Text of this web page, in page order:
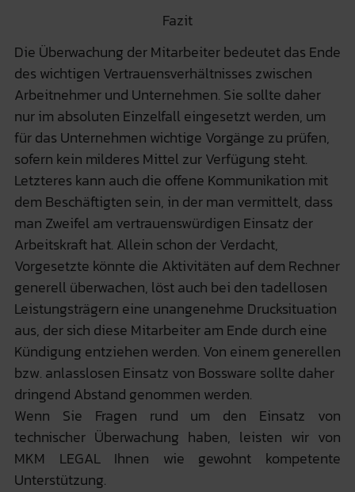
Fazit
Die Überwachung der Mitarbeiter bedeutet das Ende
des wichtigen Vertrauensverhältnisses zwischen
Arbeitnehmer und Unternehmen. Sie sollte daher
nur im absoluten Einzelfall eingesetzt werden, um
für das Unternehmen wichtige Vorgänge zu prüfen,
sofern kein milderes Mittel zur Verfügung steht.
Letzteres kann auch die offene Kommunikation mit
dem Beschäftigten sein, in der man vermittelt, dass
man Zweifel am vertrauenswürdigen Einsatz der
Arbeitskraft hat. Allein schon der Verdacht,
Vorgesetzte könnte die Aktivitäten auf dem Rechner
generell überwachen, löst auch bei den tadellosen
Leistungsträgern eine unangenehme Drucksituation
aus, der sich diese Mitarbeiter am Ende durch eine
Kündigung entziehen werden. Von einem generellen
bzw. anlasslosen Einsatz von Bossware sollte daher
dringend Abstand genommen werden.
Wenn Sie Fragen rund um den Einsatz von
technischer Überwachung haben, leisten wir von
MKM LEGAL Ihnen wie gewohnt kompetente
Unterstützung.